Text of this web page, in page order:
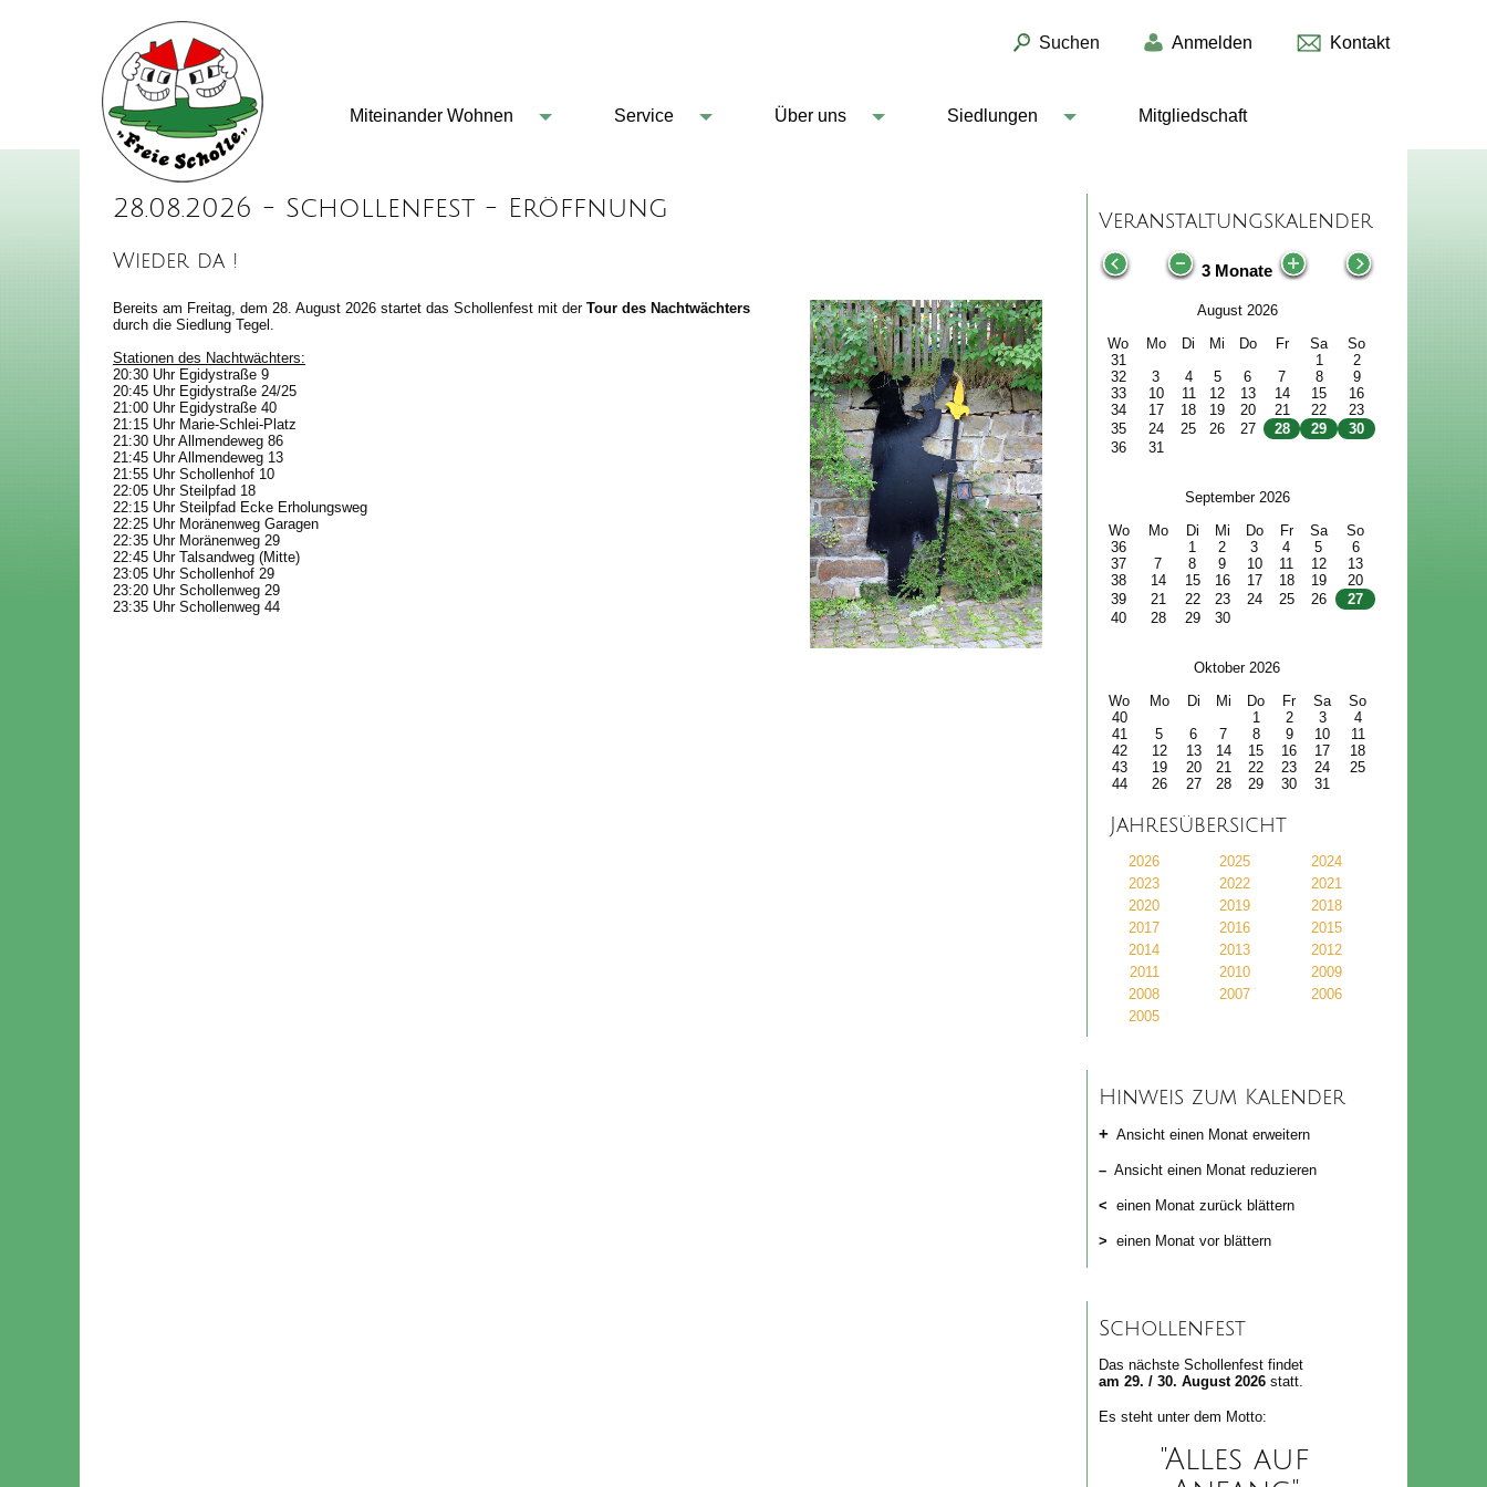
Suchen Anmelden Kontakt
Miteinander Wohnen Service Über uns Siedlungen Mitgliedschaft
28.08.2026 - Schollenfest - Eröffnung
Wieder da !
Bereits am Freitag, dem 28. August 2026 startet das Schollenfest mit der Tour des Nachtwächters
durch die Siedlung Tegel.
Stationen des Nachtwächters:
20:30 Uhr Egidystraße 9
20:45 Uhr Egidystraße 24/25
21:00 Uhr Egidystraße 40
21:15 Uhr Marie-Schlei-Platz
21:30 Uhr Allmendeweg 86
21:45 Uhr Allmendeweg 13
21:55 Uhr Schollenhof 10
22:05 Uhr Steilpfad 18
22:15 Uhr Steilpfad Ecke Erholungsweg
22:25 Uhr Moränenweg Garagen
22:35 Uhr Moränenweg 29
22:45 Uhr Talsandweg (Mitte)
23:05 Uhr Schollenhof 29
23:20 Uhr Schollenweg 29
23:35 Uhr Schollenweg 44
Veranstaltungskalender
3 Monate
August 2026
Wo
Mo Di Mi Do Fr Sa
So
31
1
2
32
3 4 5 6 7 8
9
33
10 11 12 13 14 15
16
34
17 18 19 20 21 22
23
35
24 25 26 27 28 29
30
36
31
September 2026
Wo
Mo Di Mi Do Fr Sa
So
36
1 2 3 4 5
6
37
7 8 9 10 11 12
13
38
14 15 16 17 18 19
20
39
21 22 23 24 25 26
27
40
28 29 30
Oktober 2026
Wo
Mo Di Mi Do Fr Sa
So
40
1 2 3
4
41
5 6 7 8 9 10
11
42
12 13 14 15 16 17
18
43
19 20 21 22 23 24
25
44
26 27 28 29 30 31
Jahresübersicht
2026 2025
2024
2023
2022
2021
2020
2019
2018
2017
2016
2015
2014
2013
2012
2011
2010
2009
2008
2007
2006
2005
Hinweis zum Kalender
+ Ansicht einen Monat erweitern
– Ansicht einen Monat reduzieren
< einen Monat zurück blättern
> einen Monat vor blättern
Schollenfest
Das nächste Schollenfest findet
am 29. / 30. August 2026 statt.
Es steht unter dem Motto:
"Alles auf